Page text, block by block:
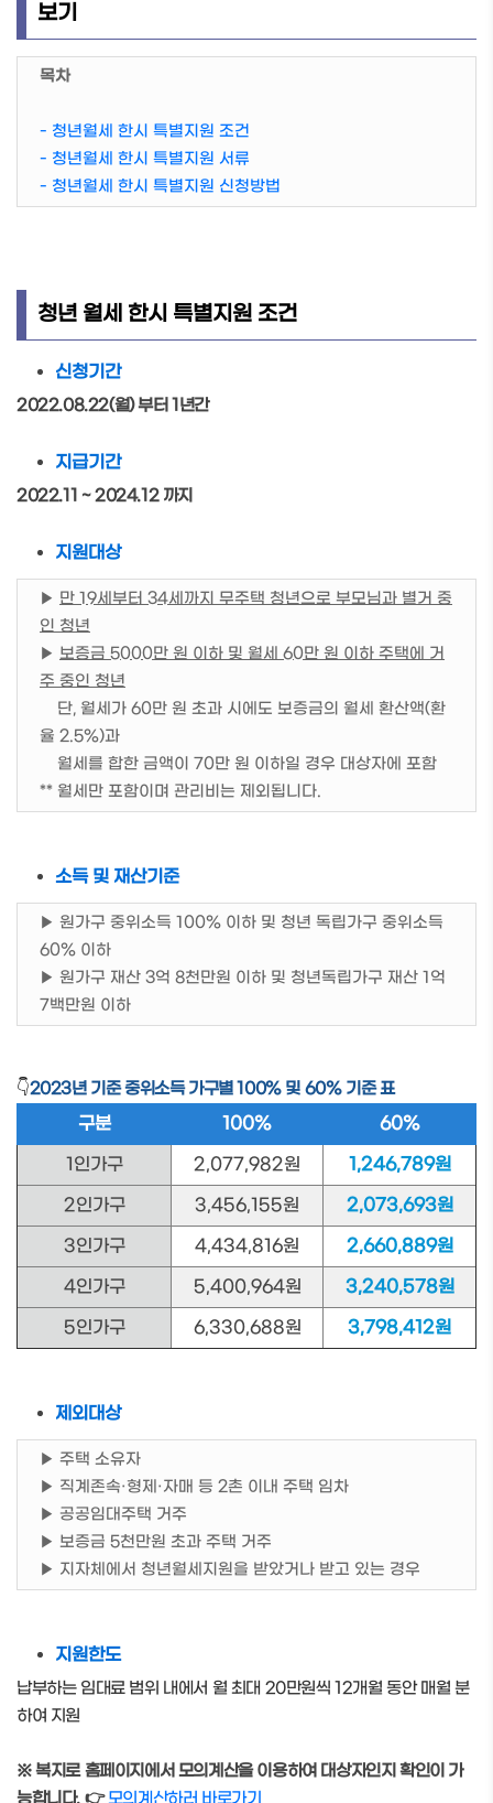
보기
목차
- 청년월세 한시 특별지원 조건
- 청년월세 한시 특별지원 서류
- 청년월세 한시 특별지원 신청방법
청년 월세 한시 특별지원 조건
신청기간
2022.08.22(월) 부터 1년간
지급기간
2022.11 ~ 2024.12 까지
지원대상
▶ 만 19세부터 34세까지 무주택 청년으로 부모님과 별거 중
인 청년
▶ 보증금 5000만 원 이하 및 월세 60만 원 이하 주택에 거
주 중인 청년
단, 월세가 60만 원 초과 시에도 보증금의 월세 환산액(환
율 2.5%)과
월세를 합한 금액이 70만 원 이하일 경우 대상자에 포함
** 월세만 포함이며 관리비는 제외됩니다.
소득 및 재산기준
▶ 원가구 중위소득 100% 이하 및 청년 독립가구 중위소득
60% 이하
▶ 원가구 재산 3억 8천만원 이하 및 청년독립가구 재산 1억
7백만원 이하
👇2023년 기준 중위소득 가구별 100% 및 60% 기준 표
구분 100%
60%
1인가구
2,077,982원
1,246,789원
2인가구
3,456,155원
2,073,693원
3인가구
4,434,816원
2,660,889원
4인가구
5,400,964원
3,240,578원
5인가구
6,330,688원 3,798,412원
제외대상
▶ 주택 소유자
▶ 직계존속·형제·자매 등 2촌 이내 주택 임차
▶ 공공임대주택 거주
▶ 보증금 5천만원 초과 주택 거주
▶ 지자체에서 청년월세지원을 받았거나 받고 있는 경우
지원한도
납부하는 임대료 범위 내에서 월 최대 20만원씩 12개월 동안 매월 분
하여 지원
※ 복지로 홈페이지에서 모의계산을 이용하여 대상자인지 확인이 가
능합니다. 👉모의계산하러 바로가기